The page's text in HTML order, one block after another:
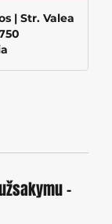
| Str. Valea
-